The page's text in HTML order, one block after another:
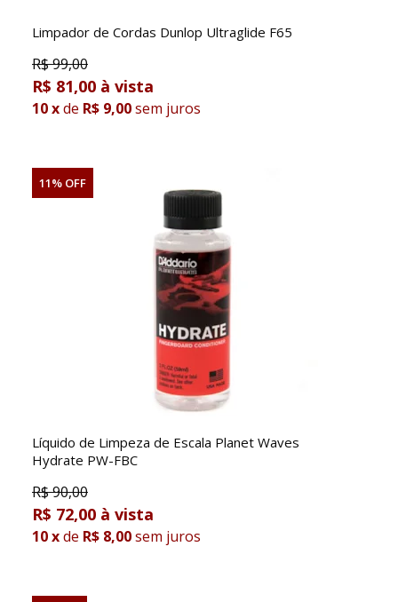
Limpador de Cordas Dunlop Ultraglide F65
R$99,00
R$ 81,00
10xde R$ 9,00sem juros
11% OFF
Líquido de Limpeza de Escala Planet Waves
Hydrate PW-FBC
R$90,00
R$ 72,00
10xde R$ 8,00sem juros